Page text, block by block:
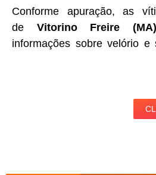
Conforme apuração, as
de Vitorino Freire (MA)
informações sobre velório e